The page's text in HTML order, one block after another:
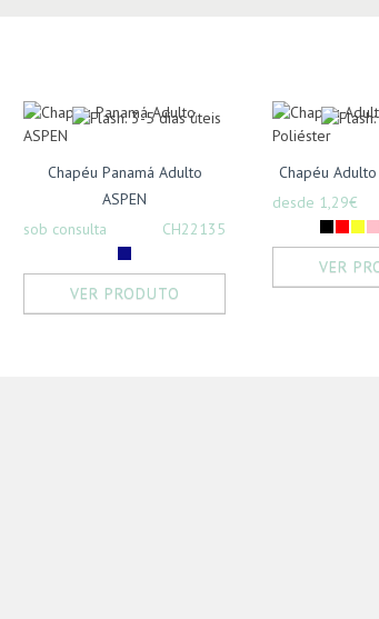
Chapéu Panamá Adulto
ASPEN
sob consulta
CH22135
VER PRODUTO
Chapéu
desde 1,29€
VER